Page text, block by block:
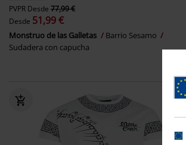
PVPR Desde 77,99 €
Desde 51,99 €
Monstruo de las Galletas
Barrio Sesamo
Sudadera con capucha